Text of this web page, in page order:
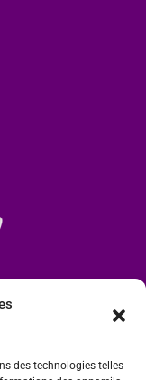
des technologies telles